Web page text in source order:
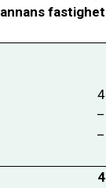
annans fastighet
4
–
–
4